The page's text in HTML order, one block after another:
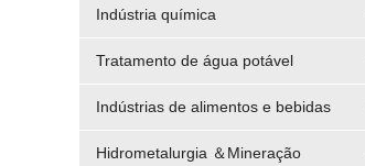
Indústria química
Tratamento de água potável
Indústrias de alimentos e bebidas
Hidrometalurgia ＆Mineração